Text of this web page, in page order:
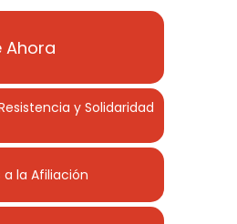
Ahora
y Solidaridad
a la Afiliación